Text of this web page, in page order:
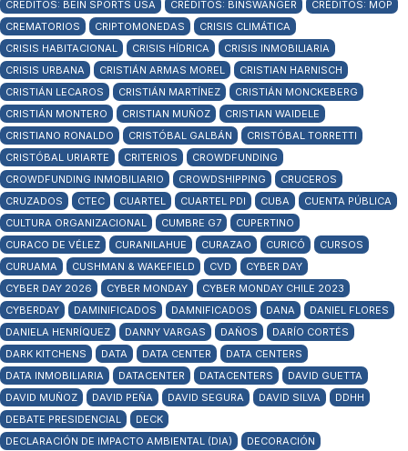
CREDITOS: BEIN SPORTS USA CRÉDITOS: BINSWANGER
CRÉDITOS: MOP
CREMATORIOS
CRIPTOMONEDAS
CRISIS CLIMÁTICA
CRISIS HABITACIONAL
CRISIS HÍDRICA
CRISIS INMOBILIARIA
CRISIS URBANA
CRISTIÁN ARMAS MOREL
CRISTIAN HARNISCH
CRISTIÁN LECAROS
CRISTIÁN MARTÍNEZ
CRISTIÁN MONCKEBERG
CRISTIÁN MONTERO
CRISTIAN MUÑOZ
CRISTIAN WAIDELE
CRISTIANO RONALDO
CRISTÓBAL GALBÁN
CRISTÓBAL TORRETTI
CRISTÓBAL URIARTE
CRITERIOS
CROWDFUNDING
CROWDFUNDING INMOBILIARIO
CROWDSHIPPING
CRUCEROS
CRUZADOS
CTEC CUARTEL CUARTEL PDI CUBA
CUENTA PÚBLICA
CULTURA ORGANIZACIONAL
CUMBRE G7
CUPERTINO
CURACO DE VÉLEZ
CURANILAHUE CURAZAO CURICÓ
CURSOS
CURUAMA
CUSHMAN & WAKEFIELD CVD
CYBER DAY
CYBER DAY 2026
CYBER MONDAY
CYBER MONDAY CHILE 2023
CYBERDAY
DAMINIFICADOS DAMNIFICADOS DANA
DANIEL FLORES
DANIELA HENRÍQUEZ
DANNY VARGAS DAÑOS
DARÍO CORTÉS
DARK KITCHENS
DATA DATA CENTER
DATA CENTERS
DATA INMOBILIARIA
DATACENTER DATACENTERS
DAVID GUETTA
DAVID MUÑOZ
DAVID PEÑA DAVID SEGURA DAVID SILVA
DDHH
DEBATE PRESIDENCIAL
DECK
DECLARACIÓN DE IMPACTO AMBIENTAL (DIA)
DECORACIÓN